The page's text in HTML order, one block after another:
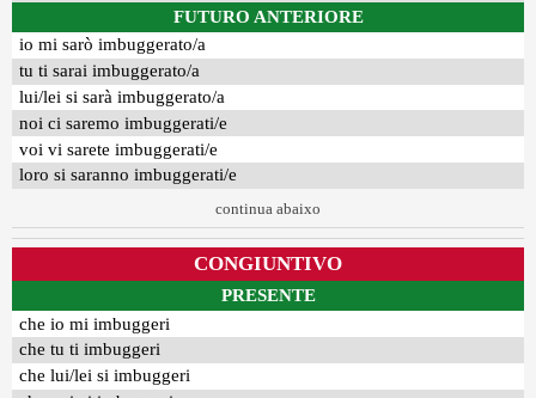
FUTURO ANTERIORE
io mi sarò imbuggerato/a
tu ti sarai imbuggerato/a
lui/lei si sarà imbuggerato/a
noi ci saremo imbuggerati/e
voi vi sarete imbuggerati/e
loro si saranno imbuggerati/e
continua abaixo
CONGIUNTIVO
PRESENTE
che io mi imbuggeri
che tu ti imbuggeri
che lui/lei si imbuggeri